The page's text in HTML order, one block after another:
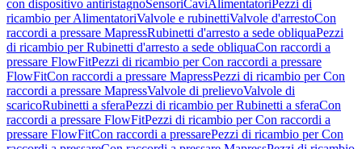
con dispositivo antiristagnoSensoriCaviAlimentatori Pezzi di
ricambio per AlimentatoriValvole e rubinettiValvole d'arrestoCon
raccordi a pressare MapressRubinetti d'arresto a sede obliquaPezzi
di ricambio per Rubinetti d'arresto a sede obliquaCon raccordi a
pressare FlowFitPezzi di ricambio per Con raccordi a pressare
FlowFitCon raccordi a pressare MapressPezzi di ricambio per Con
raccordi a pressare MapressValvole di prelievoValvole di
scaricoRubinetti a sferaPezzi di ricambio per Rubinetti a sferaCon
raccordi a pressare FlowFitPezzi di ricambio per Con raccordi a
pressare FlowFitCon raccordi a pressarePezzi di ricambio per Con